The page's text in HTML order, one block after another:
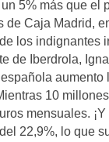
5% más que el
de Caja Madrid,
los indignantes
de Iberdrola,
aumento
10
mensuales.
22,9%, lo que